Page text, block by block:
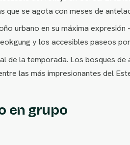
se agota con meses de
urbano en su máxima
y los accesibles paseos
de la temporada. Los bosques
las más impresionantes del
en grupo